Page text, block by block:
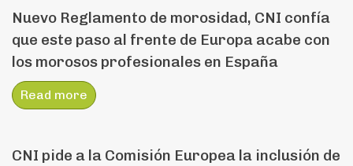
Nuevo Reglamento de morosidad, CNI confía
que este paso al frente de Europa acabe con
los morosos profesionales en España
Read more
CNI pide a la Comisión Europea la inclusión de